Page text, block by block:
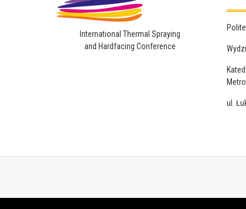
International Thermal Spraying
and Hardfacing Conference
ul.